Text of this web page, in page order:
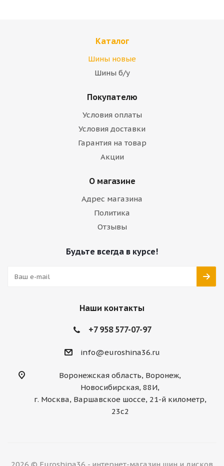
Каталог
Шины новые
Шины б/у
Покупателю
Условия оплаты
Условия доставки
Гарантия на товар
Акции
О магазине
Адрес магазина
Политика
Отзывы
Будьте всегда в курсе!
Наши контакты
+7 958 577-07-97
info@euroshina36.ru
Воронежская область, Воронеж,
Новосибирская, 88И,
г. Москва, Варшавское шоссе, 21-й километр,
23с2